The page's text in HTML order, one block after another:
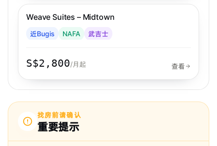
Weave Living
Weave Suites – Midtown
近Bugis NAFA 武吉士
S$2,800/月起 查看
找房前请确认
重要提示